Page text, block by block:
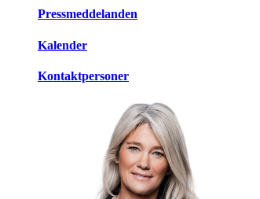
Pressmeddelanden
Kalender
Kontaktpersoner